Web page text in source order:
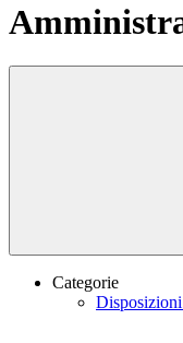
Categorie